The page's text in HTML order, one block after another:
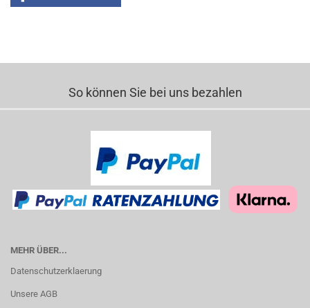
So können Sie bei uns bezahlen
MEHR ÜBER...
Datenschutzerklaerung
Unsere AGB